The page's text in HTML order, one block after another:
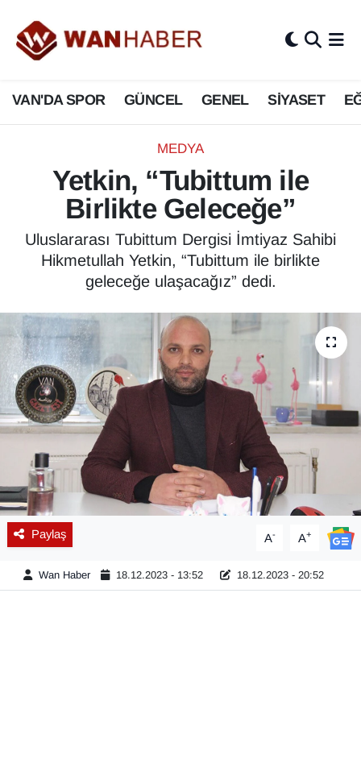
VAN'DA SPOR GÜNCEL GENEL SİYASET
MEDYA
Yetkin, “Tubittum ile
Birlikte Geleceğe”
Uluslararası Tubittum Dergisi İmtiyaz Sahibi
Hikmetullah Yetkin, “Tubittum ile birlikte
geleceğe ulaşacağız” dedi.
Paylaş A- A+
Wan Haber 18.12.2023 - 13:52 18.12.2023 - 20:52
3.SAYFA
ASAYİŞ
BİLİM VE TEKNOLOJİ
Biyografi
ÇEVRE
Dernekler, Odalar
Diğer
DÜNYA
EĞİTİM
EKONOMİ
Emlak
Van Nöbetçi Eczaneler
Van Hava Durumu
Van Namaz Vakitleri
Van Trafik Yoğunluk Haritası
Süper Lig Puan Durumu ve Fikstür
Tüm Manşetler
Haber Arşivi